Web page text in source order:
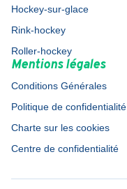
Hockey-sur-glace
Rink-hockey
Roller-hockey
Mentions légales
Conditions Générales
Politique de confidentialité
Charte sur les cookies
Centre de confidentialité